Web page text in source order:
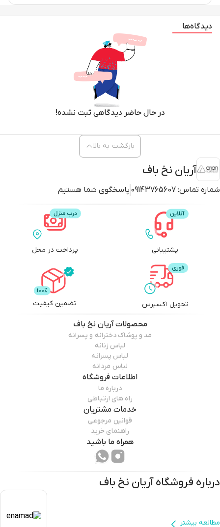
دیدگاه‌ها
در حال حاضر دیدگاهی ثبت نشده!
آریان نخ باف
شماره تماس: 09143765607 پاسخگوی شما هستیم
بازگشت به بالا
پشتیبانی پرداخت در محل
تحویل اکسپرس تضمین کیفیت
محصولاتآریان نخ باف
مد و پوشاک دخترانه و پسرانه
لباس زنانه
لباس پسرانه
لباس مردانه
اطلاعات فروشگاه
درباره ما
راه های ارتباطی
خدمات مشتریان
قوانین مرجوعی
راهنمای خرید
همراه ما باشید
درباره فروشگاهآریان نخ باف
مطالعه بیشتر